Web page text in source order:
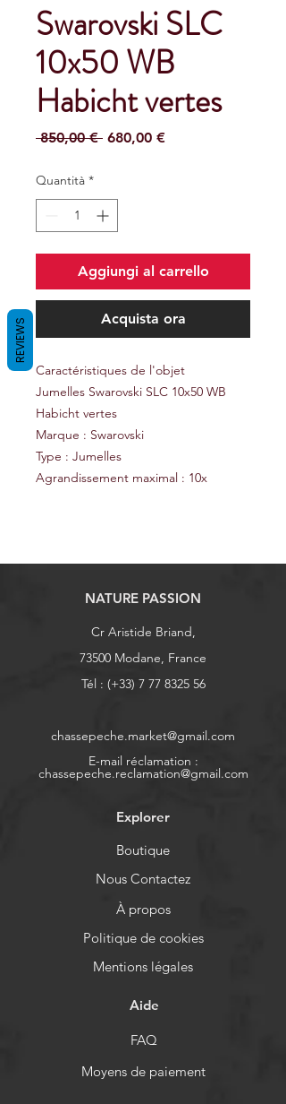
Swarovski SLC
10x50 WB
Habicht vertes
850,00 € Prezzo
680,00 €Prezzo
Quantità *
Aggiungi al carrello
Acquista ora
Caractéristiques de l'objet
Jumelles Swarovski SLC 10x50 WB
Habicht vertes
Marque : Swarovski
Type : Jumelles
Agrandissement maximal : 10x
NATURE PASSION
Cr Aristide Briand,
73500 Modane, France
Tél : (+33) 7 77 8325 56
chassepeche.market@gmail.com
E-mail réclamation :
chassepeche.reclamation@gmail.com
Explorer
Boutique
Nous Contactez
À propos
Politique de cookies
Mentions légales
Aide
FAQ
Moyens de paiement
REVIEWS